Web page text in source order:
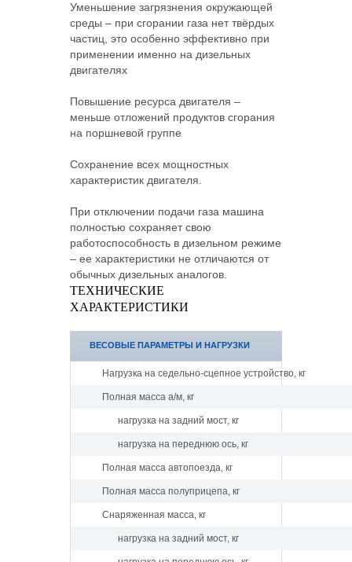
Уменьшение загрязнения окружающей
среды – при сгорании газа нет твёрдых
частиц, это особенно эффективно при
применении именно на дизельных
двигателях
Повышение ресурса двигателя –
меньше отложений продуктов сгорания
на поршневой группе
Сохранение всех мощностных
характеристик двигателя.
При отключении подачи газа машина
полностью сохраняет свою
работоспособность в дизельном режиме
– ее характеристики не отличаются от
обычных дизельных аналогов.
ТЕХНИЧЕСКИЕ
ХАРАКТЕРИСТИКИ
ВЕСОВЫЕ ПАРАМЕТРЫ И НАГРУЗКИ
Нагрузка на седельно-сцепное устройство, кг
Полная масса а/м, кг
нагрузка на задний мост, кг
нагрузка на переднюю ось, кг
Полная масса автопоезда, кг
Полная масса полуприцепа, кг
Снаряженная масса, кг
нагрузка на задний мост, кг